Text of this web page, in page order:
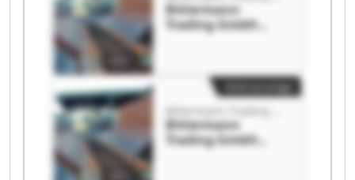
Bittermann
Trading GmbH
Bittermann
Bittermann
Trading GmbH
Bittermann
Kleinanzeige